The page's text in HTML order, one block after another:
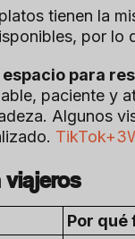
tienen la
por lo
para
paciente y
Algunos
Por qué